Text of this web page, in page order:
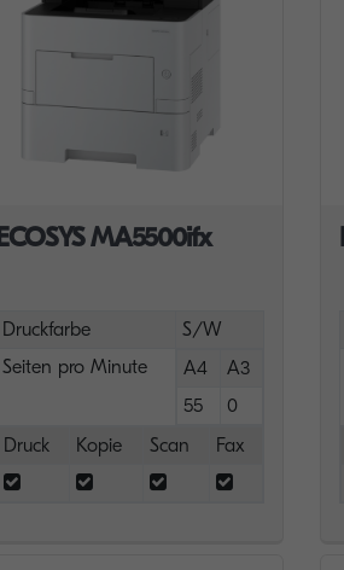
ECOSYS MA5500ifx
Druckfarbe
S/W
Seiten pro Minute
A4
A3
55
0
Druck
Kopie Scan Fax